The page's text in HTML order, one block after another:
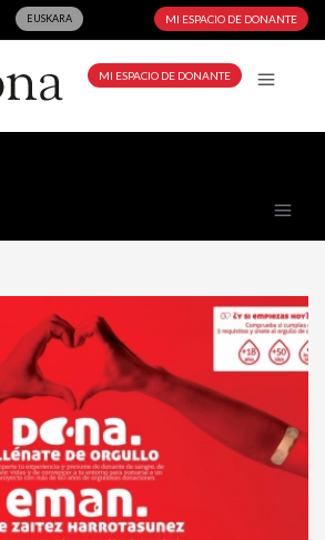
EUSKARA MI ESPACIO DE DONANTE
MI ESPACIO DE DONANTE